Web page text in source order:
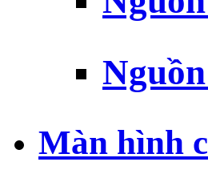
Màn hình